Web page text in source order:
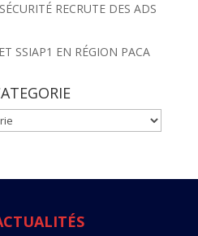
RECRUTE DES ADS
SSIAP1 EN RÉGION PACA